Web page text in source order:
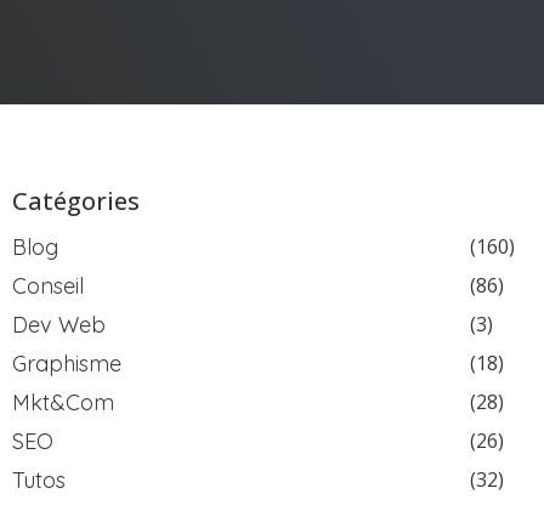
Catégories
Blog (160)
Conseil (86)
Dev Web (3)
Graphisme (18)
Mkt&Com (28)
SEO (26)
Tutos (32)